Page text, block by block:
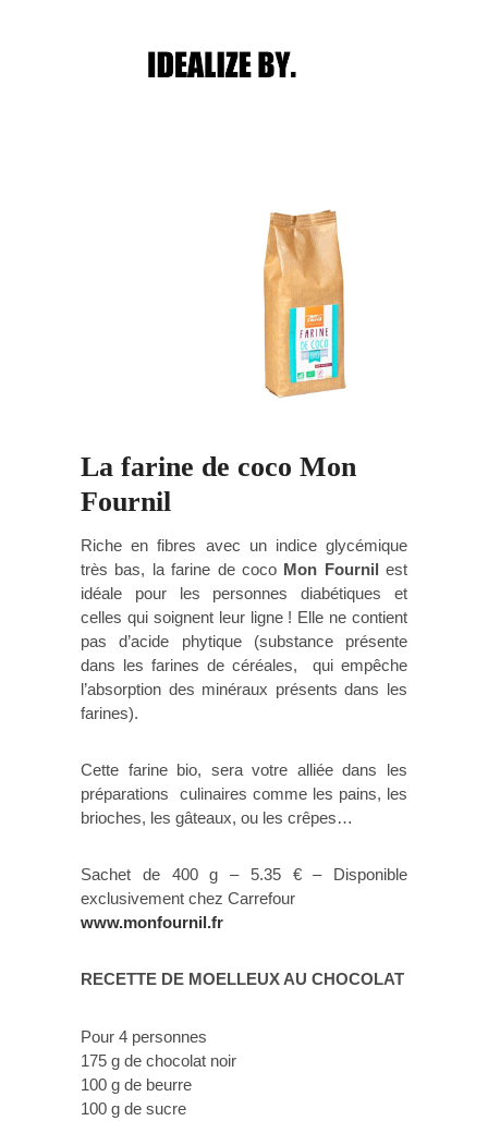
La farine de coco Mon
Fournil
Riche en fibres avec un indice glycémique
très bas, la farine de coco Mon Fournil est
idéale pour les personnes diabétiques et
celles qui soignent leur ligne ! Elle ne contient
pas d’acide phytique (substance présente
dans les farines de céréales, qui empêche
l’absorption des minéraux présents dans les
farines).
Cette farine bio, sera votre alliée dans les
préparations culinaires comme les pains, les
brioches, les gâteaux, ou les crêpes…
Sachet de 400 g – 5.35 € – Disponible
exclusivement chez Carrefour
www.monfournil.fr
RECETTE DE MOELLEUX AU CHOCOLAT
Pour 4 personnes
175 g de chocolat noir
100 g de beurre
100 g de sucre